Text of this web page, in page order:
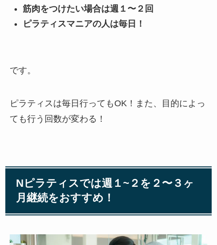
筋肉をつけたい場合は週１〜２回
ピラティスマニアの人は毎日！
です。
ピラティスは毎日行ってもOK！また、目的によっ
ても行う回数が変わる！
Nピラティスでは週１~２を２〜３ヶ
月継続をおすすめ！